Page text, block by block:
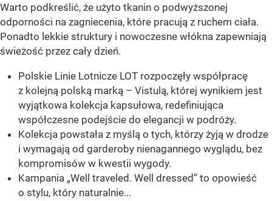
Warto podkreślić, że użyto tkanin o podwyższonej
odporności na zagniecenia, które pracują z ruchem ciała.
Ponadto lekkie struktury i nowoczesne włókna zapewniają
świeżość przez cały dzień.
Polskie Linie Lotnicze LOT rozpoczęły współpracę
z kolejną polską marką – Vistulą, której wynikiem jest
wyjątkowa kolekcja kapsułowa, redefiniująca
współczesne podejście do elegancji w podróży.
Kolekcja powstała z myślą o tych, którzy żyją w drodze
i wymagają od garderoby nienagannego wyglądu, bez
kompromisów w kwestii wygody.
Kampania „Well traveled. Well dressed” to opowieść
o stylu, który naturalnie...